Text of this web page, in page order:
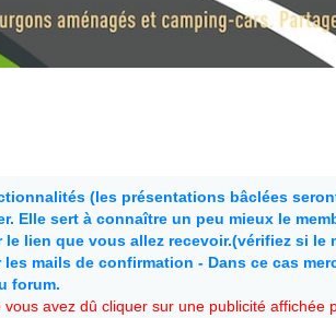
(les présentations bâclées
Elle sert à connaître un peu mieux le
lien que vous allez recevoir.(vérifiez si le
mails de confirmation - Dans ce cas
forum.
avez dû cliquer sur une publicité affichée